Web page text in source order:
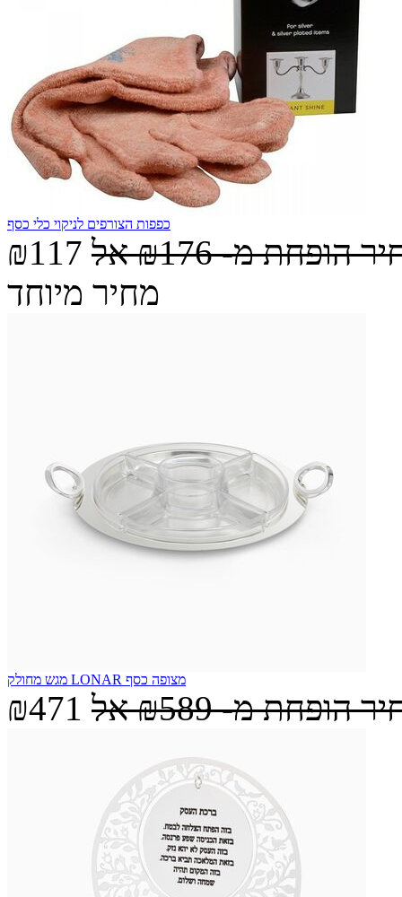
כפפות הצורפים לניקוי כלי כסף
₪117 הופחת מ-₪176 אל
מחיר מיוחד
מגש מחולק LONAR מצופה כסף
₪471 הופחת מ-₪589 אל